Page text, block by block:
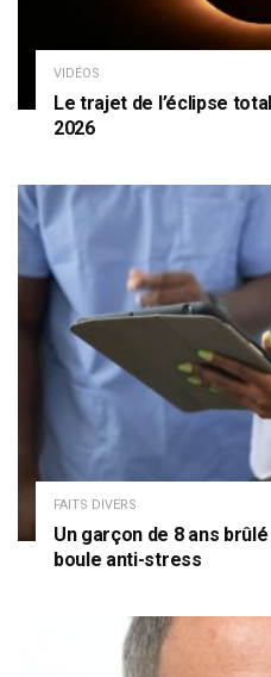
VIDÉOS
Le trajet de l’éclipse
2026
FAITS DIVERS
Un garçon de 8 ans
boule anti-stress